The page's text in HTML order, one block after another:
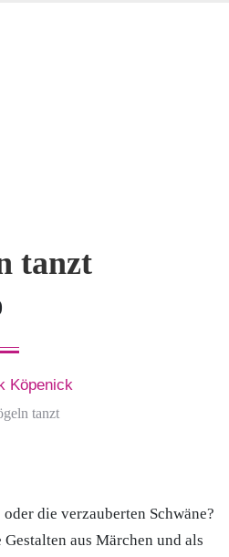
tanzt
Köpenick
tanzt
die verzauberten Schwäne?
aus Märchen und als